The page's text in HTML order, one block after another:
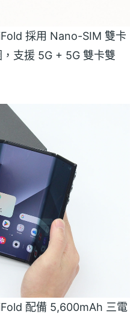
採用 Nano-SIM 雙卡
支援 5G + 5G 雙卡雙
配備 5,600mAh 三電